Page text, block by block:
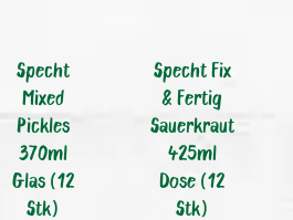
Specht
Mixed
Pickles
370ml
Glas (12
Stk)
Specht Fix
& Fertig
Sauerkraut
425ml
Dose (12
Stk)